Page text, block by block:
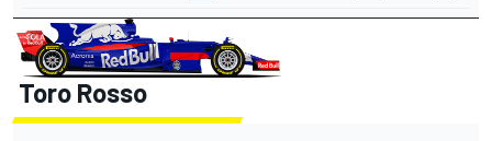
Toro Rosso